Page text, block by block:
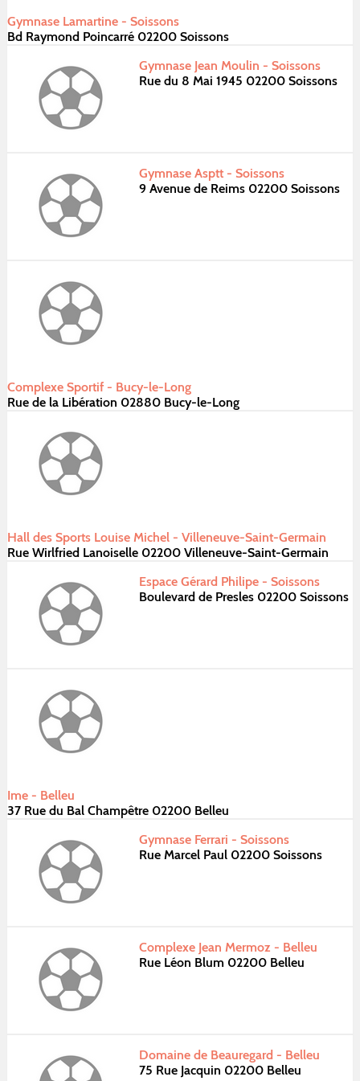
Gymnase Lamartine - Soissons
Bd Raymond Poincarré 02200 Soissons
Gymnase Jean Moulin - Soissons
Rue du 8 Mai 1945 02200 Soissons
Gymnase Asptt - Soissons
9 Avenue de Reims 02200 Soissons
Complexe Sportif - Bucy-le-Long
Rue de la Libération 02880 Bucy-le-Long
Hall des Sports Louise Michel - Villeneuve-Saint-Germain
Rue Wirlfried Lanoiselle 02200 Villeneuve-Saint-Germain
Espace Gérard Philipe - Soissons
Boulevard de Presles 02200 Soissons
Ime - Belleu
37 Rue du Bal Champêtre 02200 Belleu
Gymnase Ferrari - Soissons
Rue Marcel Paul 02200 Soissons
Complexe Jean Mermoz - Belleu
Rue Léon Blum 02200 Belleu
Domaine de Beauregard - Belleu
75 Rue Jacquin 02200 Belleu